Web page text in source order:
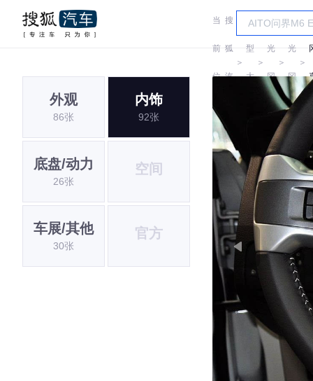
当
前
位
置:
搜
狐
汽
＞
车
型
大
＞
光
冈
＞
光
冈
＞
外观
86张
内饰
92张
底盘/动力
26张
空间
车展/其他
30张
官方